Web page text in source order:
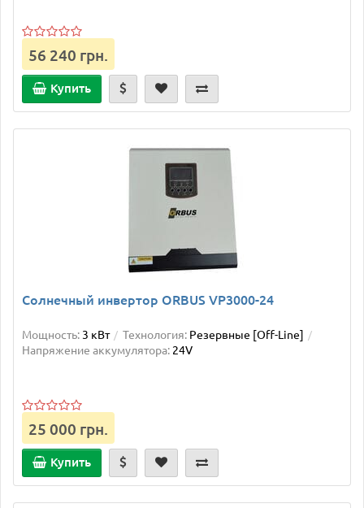
56 240 грн.
Купить
Солнечный инвертор ORBUS VP3000-24
Мощность: 3 кВт Технология: Резервные [Off-Line]
Напряжение аккумулятора: 24V
25 000 грн.
Купить